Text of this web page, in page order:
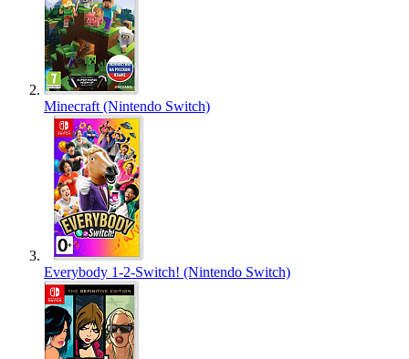
Minecraft (Nintendo Switch)
Everybody 1-2-Switch! (Nintendo Switch)